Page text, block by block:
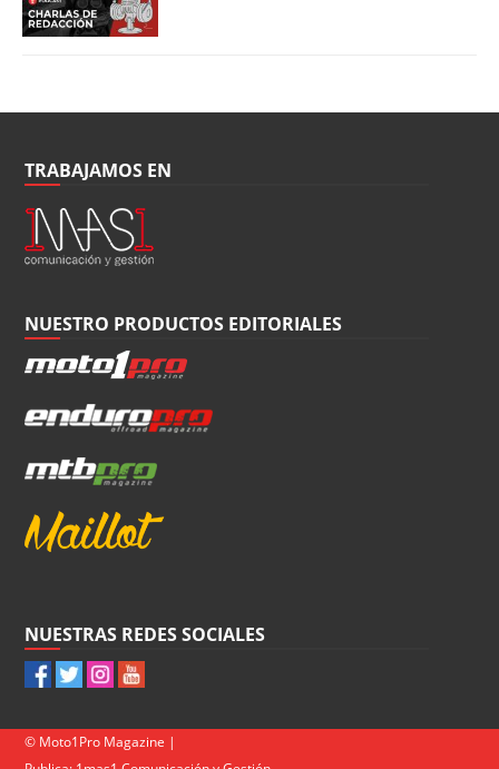
TRABAJAMOS EN
NUESTRO PRODUCTOS EDITORIALES
NUESTRAS REDES SOCIALES
© Moto1Pro Magazine |